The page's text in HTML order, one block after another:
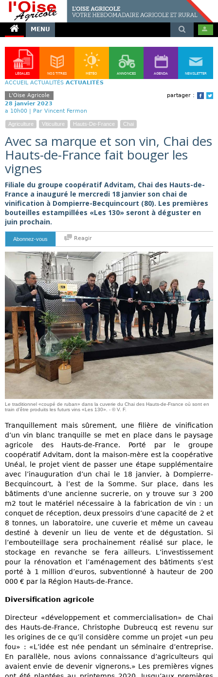
MENU
LÉGALES NOS TITRES MÉTÉO ANNONCES AGENDA NEWSLETTER
ACCUEIL ACTUALITÉS ACTUALITÉS
partager :
L'Oise Agricole
28 janvier 2023
a 10h00 | Par Vincent Fermon
Agriculture Viticulture Hauts-De-France Chai
Avec sa marque et son vin, Chai des
Hauts-de-France fait bouger les
vignes
Filiale du groupe coopératif Advitam, Chai des Hauts-de-
France a inauguré le mercredi 18 janvier son chai de
vinification à Dompierre-Becquincourt (80). Les premières
bouteilles estampillées «Les 130» seront à déguster en
juin prochain.
Abonnez-vous Reagir
Le traditionnel «coupé de ruban» dans la cuverie du Chai des Hauts-de-France où sont en
train d’être produits les futurs vins «Les 130». - © V. F.
Tranquillement mais sûrement, une filière de vinification
d’un vin blanc tranquille se met en place dans le paysage
agricole des Hauts-de-France. Porté par le groupe
coopératif Advitam, dont la maison-mère est la coopérative
Unéal, le projet vient de passer une étape supplémentaire
avec l’inauguration d’un chai le 18 janvier, à Dompierre-
Becquincourt, à l’est de la Somme. Sur place, dans les
bâtiments d’une ancienne sucrerie, on y trouve sur 3 200
m2 tout le matériel nécessaire à la fabrication de vin : un
conquet de réception, deux pressoirs d’une capacité de 2 et
8 tonnes, un laboratoire, une cuverie et même un caveau
destiné à devenir un lieu de vente et de dégustation. Si
l’embouteillage sera prochainement réalisé sur place, le
stockage en revanche se fera ailleurs. L’investissement
pour la rénovation et l’aménagement des bâtiments s’est
porté à 1 million d’euros, subventionné à hauteur de 200
000 € par la Région Hauts-de-France.
Diversification agricole
Directeur «développement et commercialisation» de Chai
des Hauts-de-France, Christophe Dubreucq est revenu sur
les origines de ce qu’il considère comme un projet «un peu
fou» : «L’idée est née pendant un séminaire d’entreprise.
En parallèle, nous avions connaissance d’agriculteurs qui
avaient envie de devenir vignerons.» Les premières vignes